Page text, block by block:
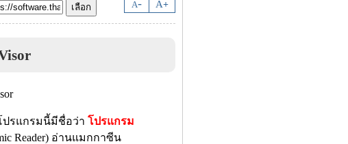
A- A+
ปรแกรมนี้มีชื่อว่า โปรแกรม
Reader) อ่านแมกกาซีน